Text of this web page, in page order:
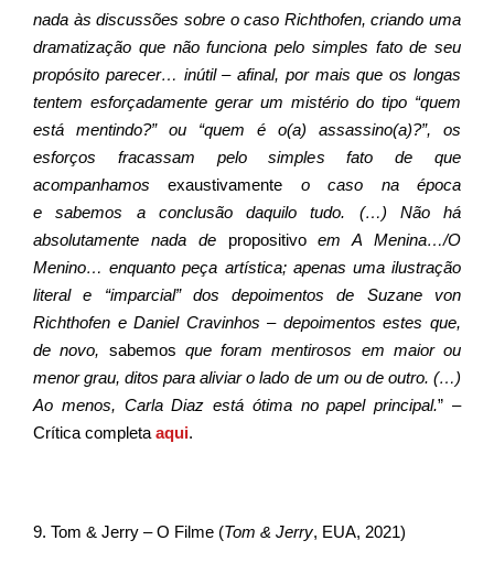
nada às discussões sobre o caso Richthofen, criando uma
dramatização que não funciona pelo simples fato de seu
propósito parecer… inútil – afinal, por mais que os longas
tentem esforçadamente gerar um mistério do tipo “quem
está mentindo?” ou “quem é o(a) assassino(a)?”, os
esforços fracassam pelo simples fato de que
acompanhamosexaustivamente o caso na época
e sabemos a conclusão daquilo tudo. (…) Não há
absolutamente nada de propositivoem A Menina…/O
Menino… enquanto peça artística; apenas uma ilustração
literal e “imparcial” dos depoimentos de Suzane von
Richthofen e Daniel Cravinhos – depoimentos estes que,
de novo, sabemos que foram mentirosos em maior ou
menor grau, ditos para aliviar o lado de um ou de outro. (…)
Ao menos, Carla Diaz está ótima no papel principal.” –
Crítica completa aqui.
9. Tom & Jerry – O Filme (Tom & Jerry, EUA, 2021)